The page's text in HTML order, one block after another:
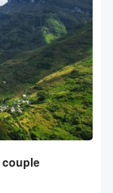
couple